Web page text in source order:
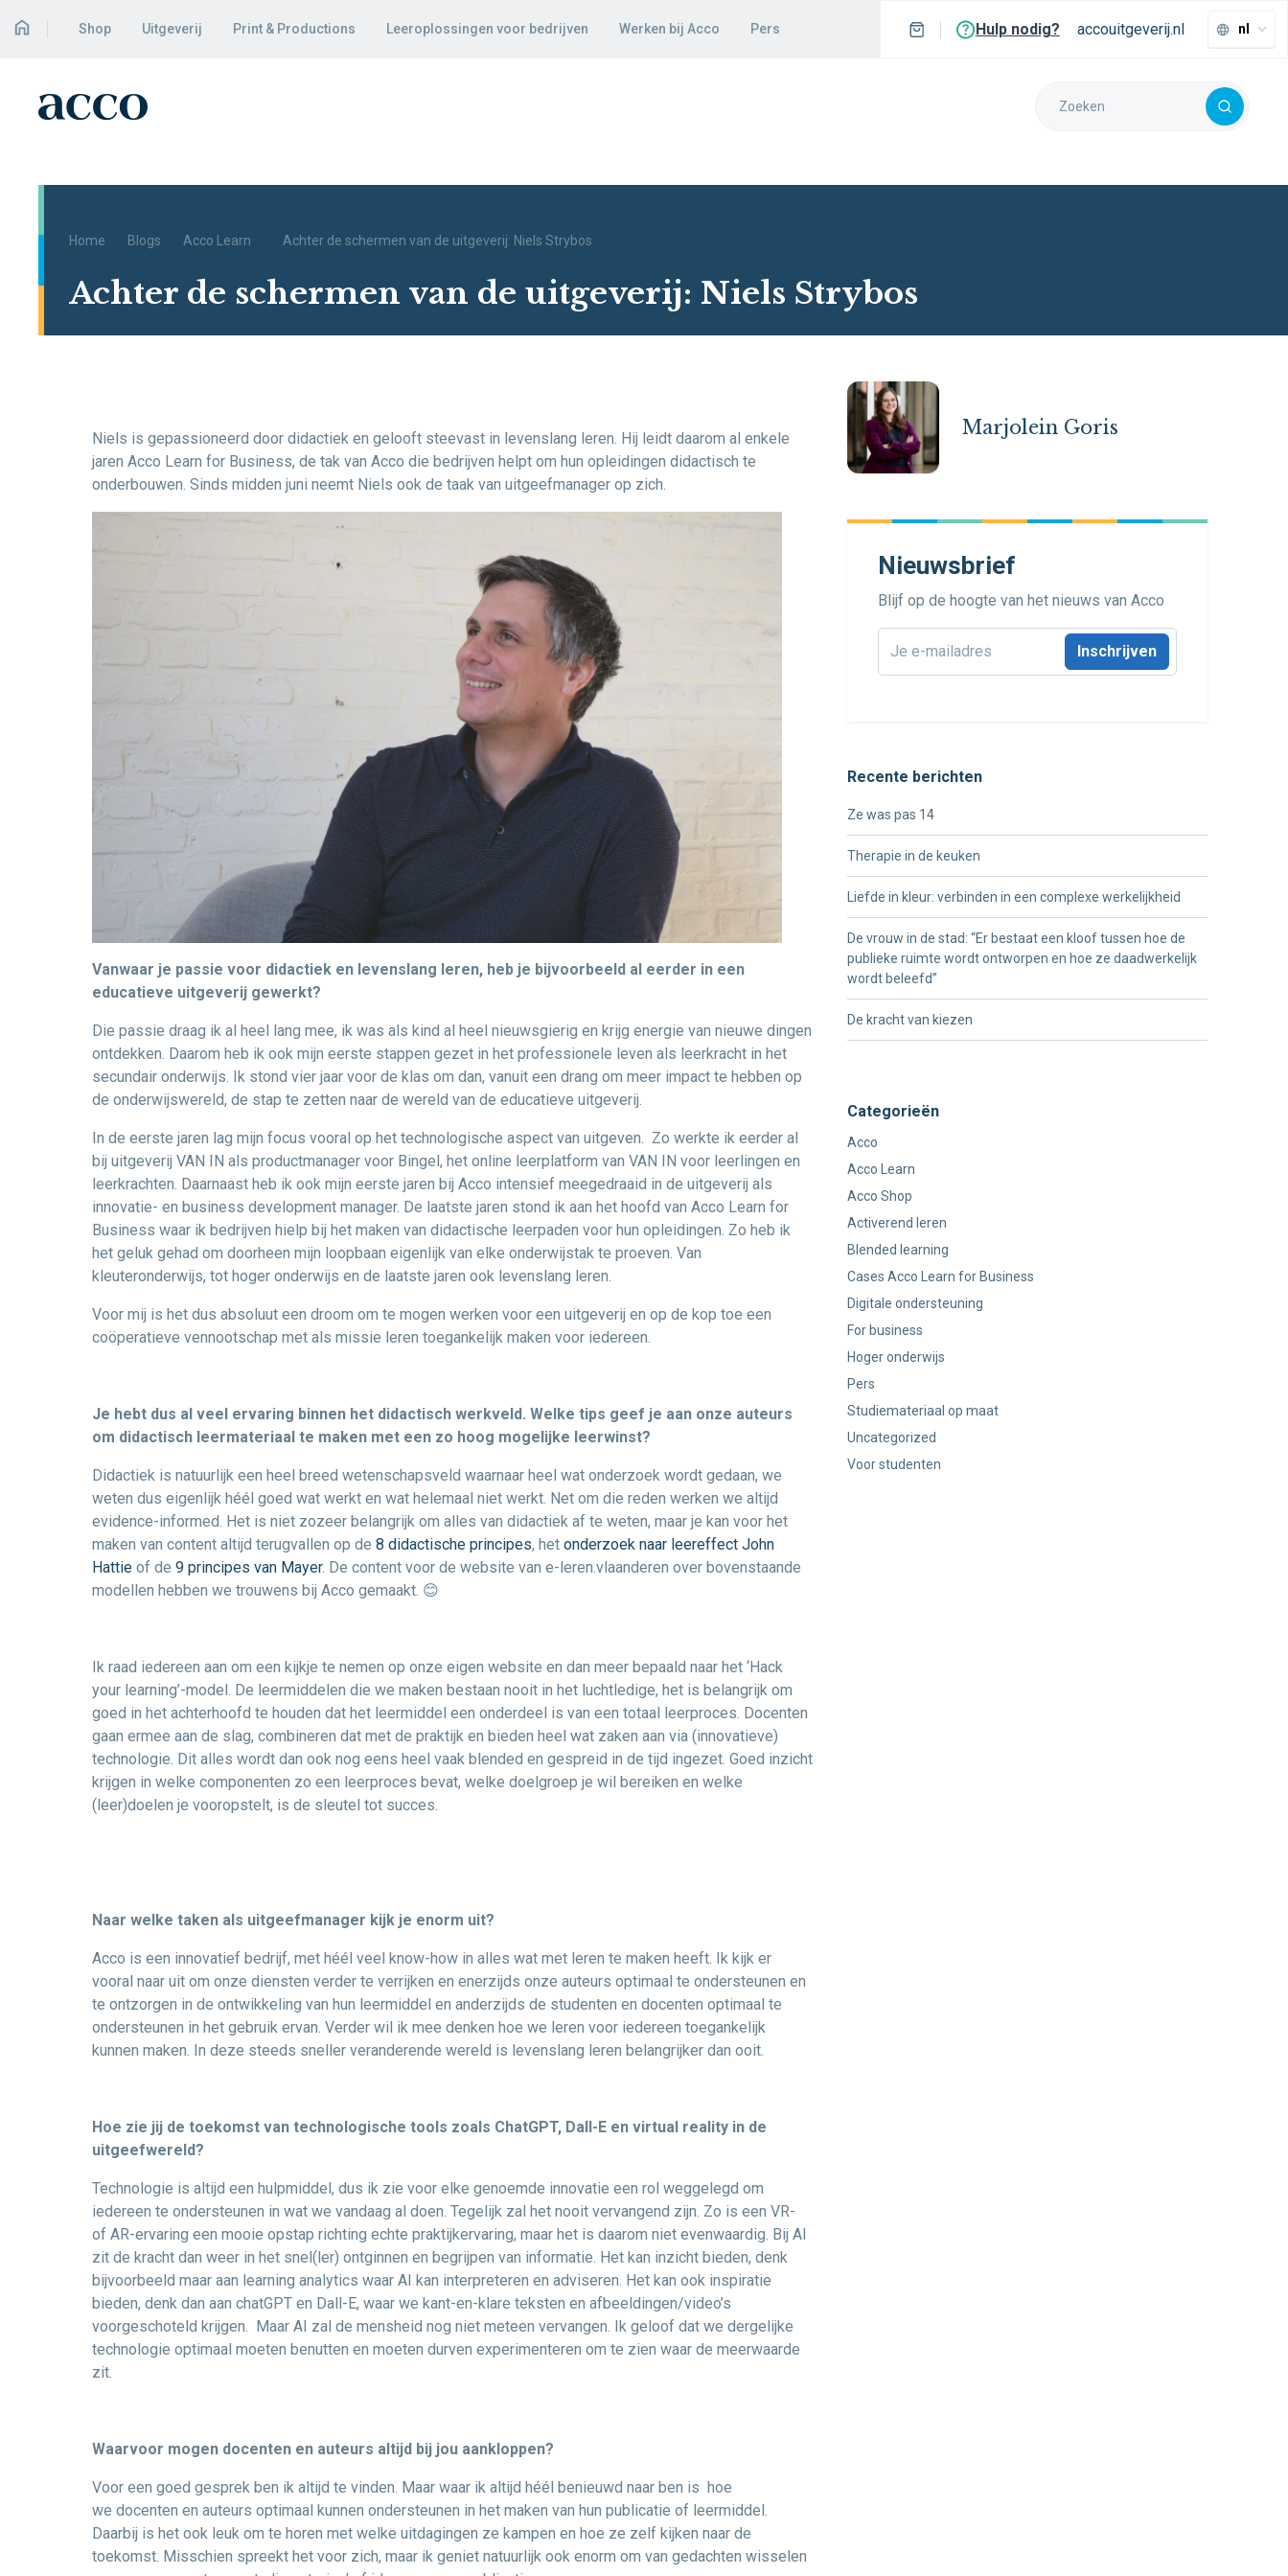
Shop Uitgeverij Print & Productions Leeroplossingen voor bedrijven Werken bij Acco Pers Hulp nodig? accouitgeverij.nl nl
Home Blogs Acco Learn Achter de schermen van de uitgeverij: Niels Strybos
Achter de schermen van de uitgeverij: Niels Strybos
Niels is gepassioneerd door didactiek en gelooft steevast in levenslang leren. Hij leidt daarom al enkele
jaren Acco Learn for Business, de tak van Acco die bedrijven helpt om hun opleidingen didactisch te
onderbouwen. Sinds midden juni neemt Niels ook de taak van uitgeefmanager op zich.
Vanwaar je passie voor didactiek en levenslang leren, heb je bijvoorbeeld al eerder in een
educatieve uitgeverij gewerkt?
Die passie draag ik al heel lang mee, ik was als kind al heel nieuwsgierig en krijg energie van nieuwe dingen
ontdekken. Daarom heb ik ook mijn eerste stappen gezet in het professionele leven als leerkracht in het
secundair onderwijs. Ik stond vier jaar voor de klas om dan, vanuit een drang om meer impact te hebben op
de onderwijswereld, de stap te zetten naar de wereld van de educatieve uitgeverij.
In de eerste jaren lag mijn focus vooral op het technologische aspect van uitgeven. Zo werkte ik eerder al
bij uitgeverij VAN IN als productmanager voor Bingel, het online leerplatform van VAN IN voor leerlingen en
leerkrachten. Daarnaast heb ik ook mijn eerste jaren bij Acco intensief meegedraaid in de uitgeverij als
innovatie- en business development manager. De laatste jaren stond ik aan het hoofd van Acco Learn for
Business waar ik bedrijven hielp bij het maken van didactische leerpaden voor hun opleidingen. Zo heb ik
het geluk gehad om doorheen mijn loopbaan eigenlijk van elke onderwijstak te proeven. Van
kleuteronderwijs, tot hoger onderwijs en de laatste jaren ook levenslang leren.
Voor mij is het dus absoluut een droom om te mogen werken voor een uitgeverij en op de kop toe een
coöperatieve vennootschap met als missie leren toegankelijk maken voor iedereen.
Je hebt dus al veel ervaring binnen het didactisch werkveld. Welke tips geef je aan onze auteurs
om didactisch leermateriaal te maken met een zo hoog mogelijke leerwinst?
Didactiek is natuurlijk een heel breed wetenschapsveld waarnaar heel wat onderzoek wordt gedaan, we
weten dus eigenlijk héél goed wat werkt en wat helemaal niet werkt. Net om die reden werken we altijd
evidence-informed. Het is niet zozeer belangrijk om alles van didactiek af te weten, maar je kan voor het
maken van content altijd terugvallen op de 8 didactische principes, het onderzoek naar leereffect John
Hattie of de 9 principes van Mayer. De content voor de website van e-leren.vlaanderen over bovenstaande
modellen hebben we trouwens bij Acco gemaakt. 😊
Ik raad iedereen aan om een kijkje te nemen op onze eigen website en dan meer bepaald naar het ‘Hack
your learning’-model. De leermiddelen die we maken bestaan nooit in het luchtledige, het is belangrijk om
goed in het achterhoofd te houden dat het leermiddel een onderdeel is van een totaal leerproces. Docenten
gaan ermee aan de slag, combineren dat met de praktijk en bieden heel wat zaken aan via (innovatieve)
technologie. Dit alles wordt dan ook nog eens heel vaak blended en gespreid in de tijd ingezet. Goed inzicht
krijgen in welke componenten zo een leerproces bevat, welke doelgroep je wil bereiken en welke
(leer)doelen je vooropstelt, is de sleutel tot succes.
Naar welke taken als uitgeefmanager kijk je enorm uit?
Acco is een innovatief bedrijf, met héél veel know-how in alles wat met leren te maken heeft. Ik kijk er
vooral naar uit om onze diensten verder te verrijken en enerzijds onze auteurs optimaal te ondersteunen en
te ontzorgen in de ontwikkeling van hun leermiddel en anderzijds de studenten en docenten optimaal te
ondersteunen in het gebruik ervan. Verder wil ik mee denken hoe we leren voor iedereen toegankelijk
kunnen maken. In deze steeds sneller veranderende wereld is levenslang leren belangrijker dan ooit.
Hoe zie jij de toekomst van technologische tools zoals ChatGPT, Dall-E en virtual reality in de
uitgeefwereld?
Technologie is altijd een hulpmiddel, dus ik zie voor elke genoemde innovatie een rol weggelegd om
iedereen te ondersteunen in wat we vandaag al doen. Tegelijk zal het nooit vervangend zijn. Zo is een VR-
of AR-ervaring een mooie opstap richting echte praktijkervaring, maar het is daarom niet evenwaardig. Bij AI
zit de kracht dan weer in het snel(ler) ontginnen en begrijpen van informatie. Het kan inzicht bieden, denk
bijvoorbeeld maar aan learning analytics waar AI kan interpreteren en adviseren. Het kan ook inspiratie
bieden, denk dan aan chatGPT en Dall-E, waar we kant-en-klare teksten en afbeeldingen/video’s
voorgeschoteld krijgen. Maar AI zal de mensheid nog niet meteen vervangen. Ik geloof dat we dergelijke
technologie optimaal moeten benutten en moeten durven experimenteren om te zien waar de meerwaarde
zit.
Waarvoor mogen docenten en auteurs altijd bij jou aankloppen?
Voor een goed gesprek ben ik altijd te vinden. Maar waar ik altijd héél benieuwd naar ben is hoe
we docenten en auteurs optimaal kunnen ondersteunen in het maken van hun publicatie of leermiddel.
Daarbij is het ook leuk om te horen met welke uitdagingen ze kampen en hoe ze zelf kijken naar de
toekomst. Misschien spreekt het voor zich, maar ik geniet natuurlijk ook enorm om van gedachten wisselen
Marjolein Goris
Nieuwsbrief
Blijf op de hoogte van het nieuws van Acco
Recente berichten
Ze was pas 14
Therapie in de keuken
Liefde in kleur: verbinden in een complexe werkelijkheid
De vrouw in de stad: “Er bestaat een kloof tussen hoe de
publieke ruimte wordt ontworpen en hoe ze daadwerkelijk
wordt beleefd”
De kracht van kiezen
Categorieën
Acco
Acco Learn
Acco Shop
Activerend leren
Blended learning
Cases Acco Learn for Business
Digitale ondersteuning
For business
Hoger onderwijs
Pers
Studiemateriaal op maat
Uncategorized
Voor studenten